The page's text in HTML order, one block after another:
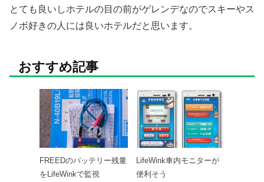
とても良いしホテルの目の前がゲレンデなのでスキーやス
ノボ好きの人には良いホテルだと思います。
おすすめ記事
FREEDのバッテリー残量
をLifeWinkで監視
LifeWink車内モニターが
便利そう